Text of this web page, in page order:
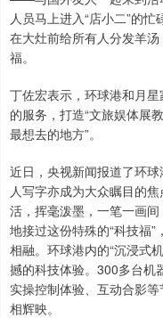
人员马上进入“店小二”的
在大灶前给所有人分发羊
福。
丁佐宏表示，环球港和月
的服务，打造“文旅娱体展
最想去的地方”。
近日，央视新闻报道了环
人写字亦成为大众瞩目的
活，挥毫泼墨，一笔一画
地接过这份特殊的“科技福
相融。环球港内的“沉浸式
撼的科技体验。300多台机
实操控制体验、互动合影
相辉映。